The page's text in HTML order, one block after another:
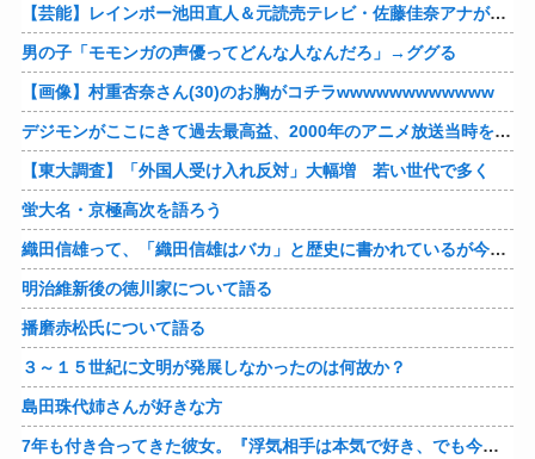
【芸能】レインボー池田直人＆元読売テレビ・佐藤佳奈アナが結婚
男の子「モモンガの声優ってどんな人なんだろ」→ググる
【画像】村重杏奈さん(30)のお胸がコチラwwwwwwwwwwww
デジモンがここにきて過去最高益、2000年のアニメ放送当時を上回る
【東大調査】「外国人受け入れ反対」大幅増 若い世代で多く
蛍大名・京極高次を語ろう
織田信雄って、「織田信雄はバカ」と歴史に書かれているが今まで家が残っているんでバカではないよな？
明治維新後の徳川家について語る
播磨赤松氏について語る
３～１５世紀に文明が発展しなかったのは何故か？
島田珠代姉さんが好きな方
7年も付き合ってきた彼女。『浮気相手は本気で好き、でも今の生活は壊したくない。あなたは家族で、浮気相手は恋人。それじゃ駄目なの？』人の心なんて持ってなかったｗ